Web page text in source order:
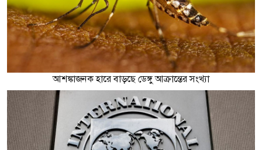
আশঙ্কাজনক হারে বাড়ছে ডেঙ্গু আক্রান্তের সংখ্যা